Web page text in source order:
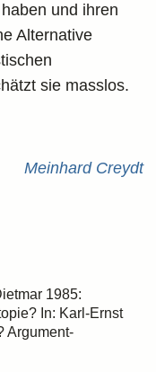
und ihren
Alternative
sie masslos.
Meinhard Creydt
1985:
In: Karl-Ernst
Argument-